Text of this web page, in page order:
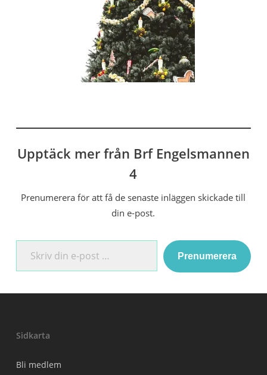
Upptäck mer från Brf Engelsmannen
4
Prenumerera för att få de senaste inläggen skickade till
din e-post.
Skriv din e-post …
Prenumerera
Sidkarta
Bli medlem